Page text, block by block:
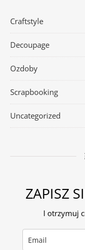
Craftstyle
Decoupage
Ozdoby
Scrapbooking
Uncategorized
ZAPISZ
I otrzymuj